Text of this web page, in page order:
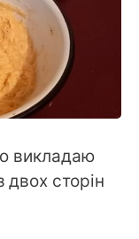
викладаю
сторін